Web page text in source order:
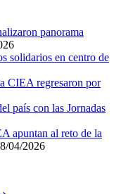
panorama
solidarios en centro de
CIEA regresaron por
país con las Jornadas
apuntan al reto de la
04/2026